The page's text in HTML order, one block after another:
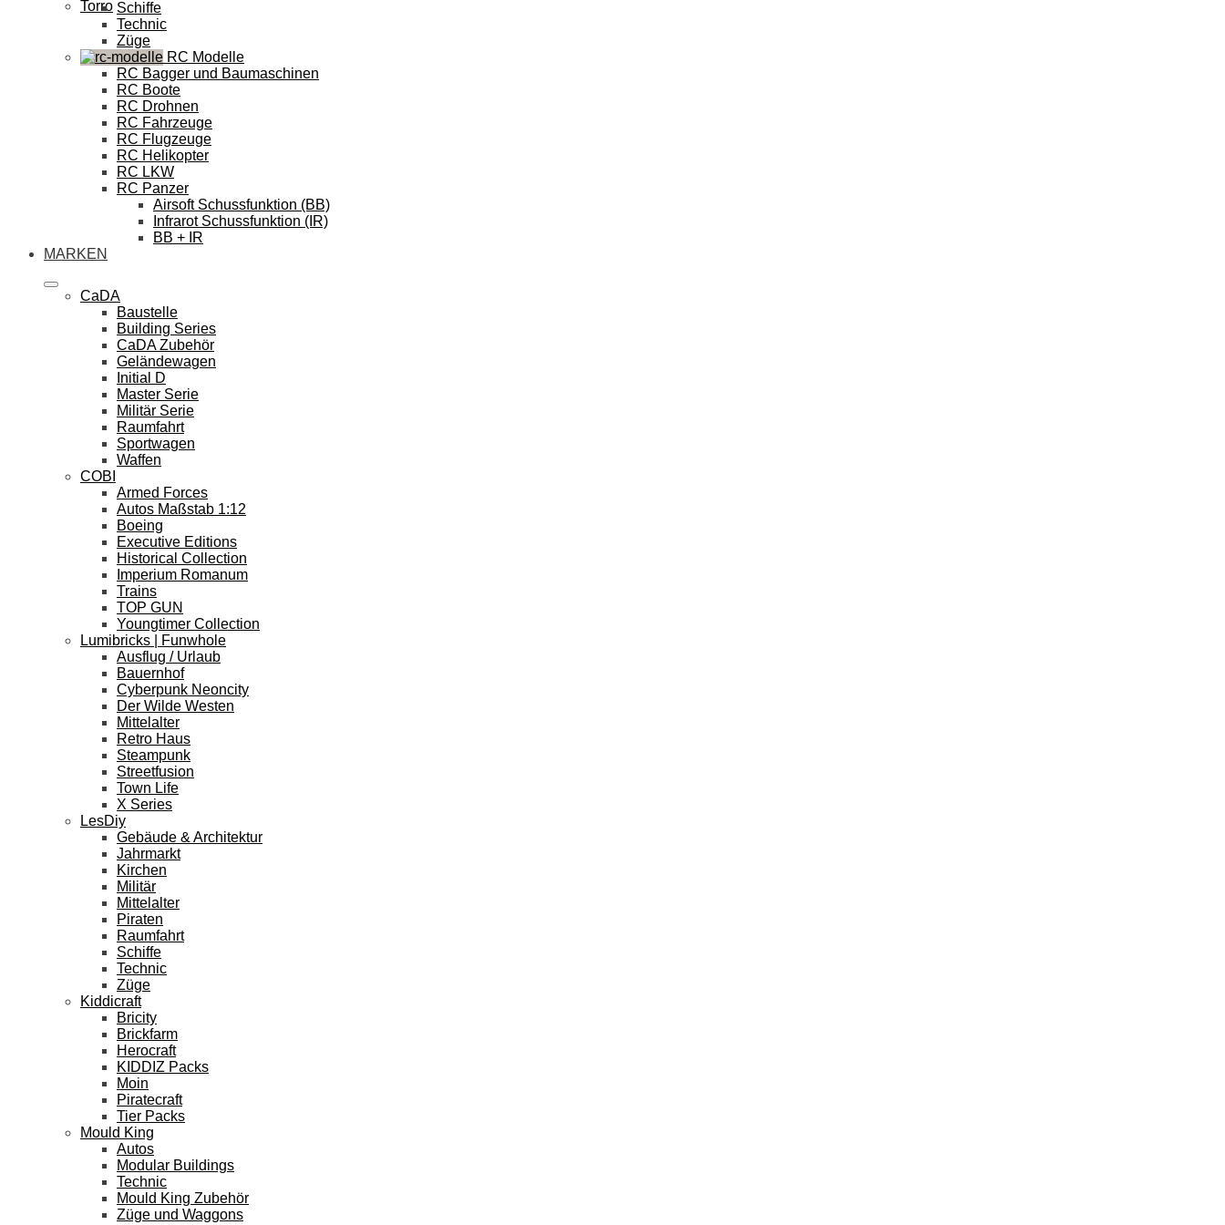
Torro Schiffe
Technic
Züge
RC Modelle
RC Bagger und Baumaschinen
RC Boote
RC Drohnen
RC Fahrzeuge
RC Flugzeuge
RC Helikopter
RC LKW
RC Panzer
Airsoft Schussfunktion (BB)
Infrarot Schussfunktion (IR)
BB + IR
MARKEN
CaDA
Baustelle
Building Series
CaDA Zubehör
Geländewagen
Initial D
Master Serie
Militär Serie
Raumfahrt
Sportwagen
Waffen
COBI
Armed Forces
Autos Maßstab 1:12
Boeing
Executive Editions
Historical Collection
Imperium Romanum
Trains
TOP GUN
Youngtimer Collection
Lumibricks | Funwhole
Ausflug / Urlaub
Bauernhof
Cyberpunk Neoncity
Der Wilde Westen
Mittelalter
Retro Haus
Steampunk
Streetfusion
Town Life
X Series
LesDiy
Gebäude & Architektur
Jahrmarkt
Kirchen
Militär
Mittelalter
Piraten
Raumfahrt
Schiffe
Technic
Züge
Kiddicraft
Bricity
Brickfarm
Herocraft
KIDDIZ Packs
Moin
Piratecraft
Tier Packs
Mould King
Autos
Modular Buildings
Technic
Mould King Zubehör
Züge und Waggons